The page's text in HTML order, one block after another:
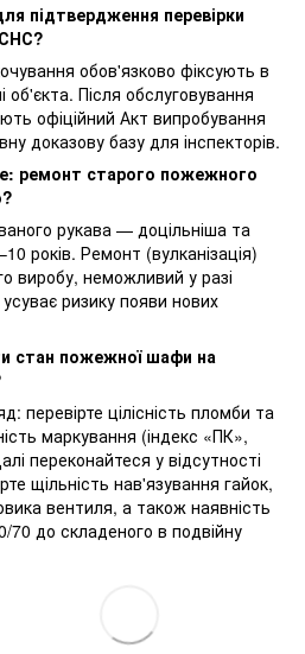
підтвердження перевірки
обов'язково фіксують в
об'єкта. Після обслуговування
офіційний Акт випробування
доказову базу для інспекторів.
ремонт старого пожежного
рукава — доцільніша та
років. Ремонт (вулканізація)
виробу, неможливий у разі
ризику появи нових
стан пожежної шафи на
перевірте цілісність пломби та
маркування (індекс «ПК»,
переконайтеся у відсутності
щільність нав'язування гайок,
вентиля, а також наявність
до складеного в подвійну